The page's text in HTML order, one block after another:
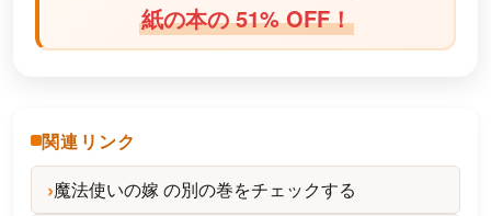
紙の本の 51% OFF！
関連リンク
魔法使いの嫁 の別の巻をチェックする